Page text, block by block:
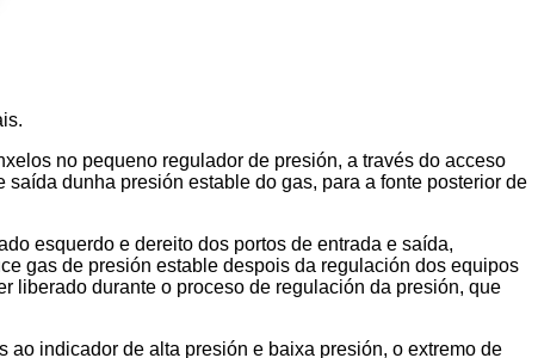
no pequeno regulador de presión, a través do acceso
dunha presión estable do gas, para a fonte posterior de
esquerdo e dereito dos portos de entrada e saída,
gas de presión estable despois da regulación dos equipos
liberado durante o proceso de regulación da presión, que
indicador de alta presión e baixa presión, o extremo de